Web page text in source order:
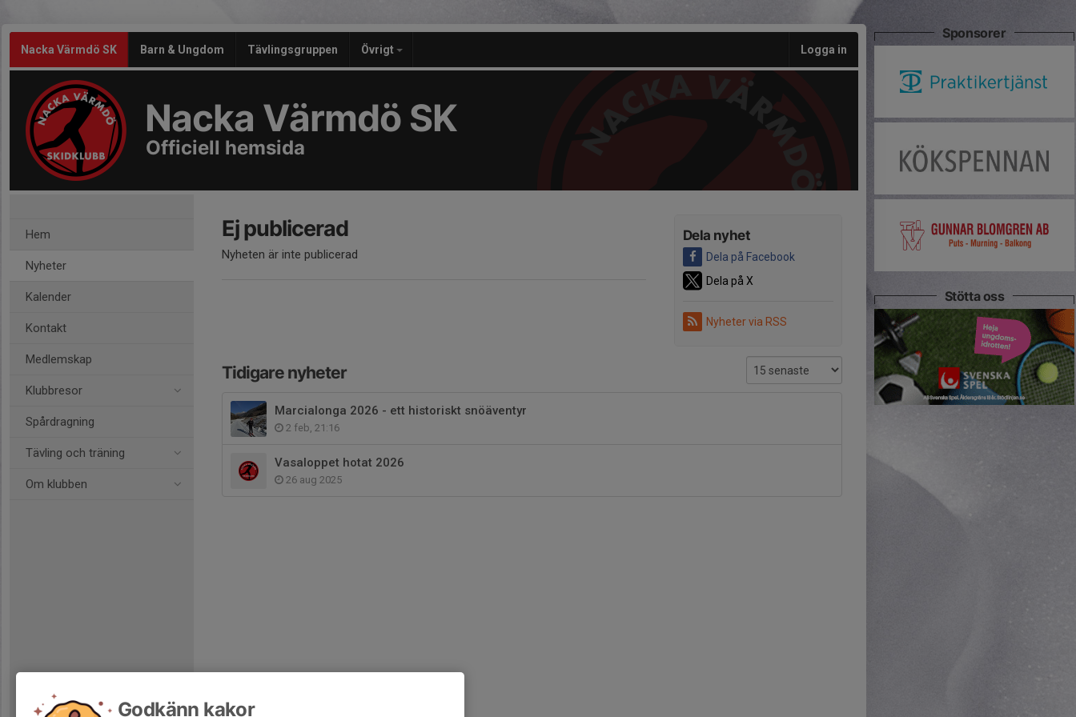
Nacka Värmdö SK Barn & Ungdom Tävlingsgruppen Övrigt Logga in
Nacka Värmdö SK
Officiell hemsida
Hem
Nyheter
Kalender
Kontakt
Medlemskap
Klubbresor
Spårdragning
Tävling och träning
Om klubben
Dela nyhet
Dela på Facebook
Dela på X
Nyheter via RSS
Ej publicerad
Nyheten är inte publicerad
Tidigare nyheter
Marcialonga 2026 - ett historiskt snöäventyr
2 feb, 21:16
Vasaloppet hotat 2026
26 aug 2025
Sponsorer
Stötta oss
Godkänn kakor